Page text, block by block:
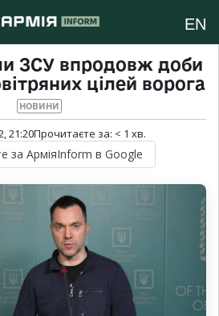
EN
ЗСУ впродовж доби
цілей ворога
НОВИНИ
21:20Прочитаєте за: < 1 хв.
за АрміяInform в Google